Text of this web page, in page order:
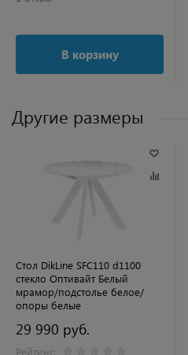
В корзину
Другие размеры
Стол DikLine SFC110 d1100
стекло Оптивайт Белый
мрамор/подстолье белое/
опоры белые
29 990 руб.
Рейтинг: